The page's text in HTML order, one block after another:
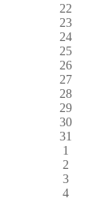
22
23
24
25
26
27
28
29
30
31
1
2
3
4